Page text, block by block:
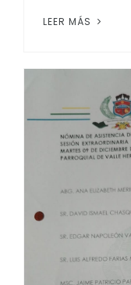
LEER MÁS